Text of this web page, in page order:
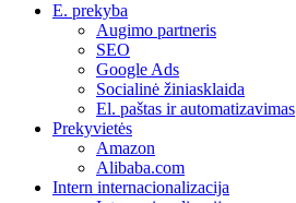
E. prekyba
Augimo partneris
SEO
Google Ads
Socialinė žiniasklaida
El. paštas ir automatizavimas
Prekyvietės
Amazon
Alibaba.com
Intern internacionalizacija